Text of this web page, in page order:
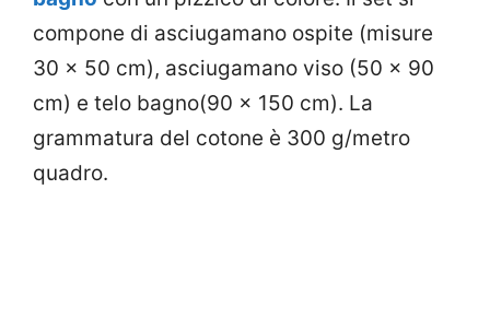
compone di asciugamano ospite (misure
30 x 50 cm), asciugamano viso (50 x 90
cm) e telo bagno(90 x 150 cm). La
grammatura del cotone è 300 g/metro
quadro.